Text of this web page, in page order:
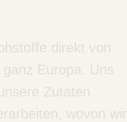
direkt von
Europa. Uns
Zutaten
wovon wir